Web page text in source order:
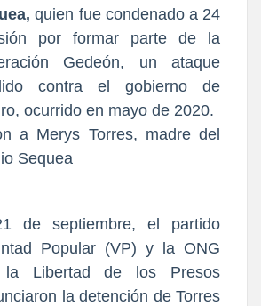
quien fue condenado a 24
por formar parte de la
Gedeón, un ataque
contra el gobierno de
ocurrido en mayo de 2020.
de septiembre, el partido
Popular (VP) y la ONG
la Libertad de los Presos
la detención de Torres